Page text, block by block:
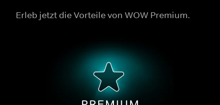
Erleb jetzt die Vorteile von WOW Premium.